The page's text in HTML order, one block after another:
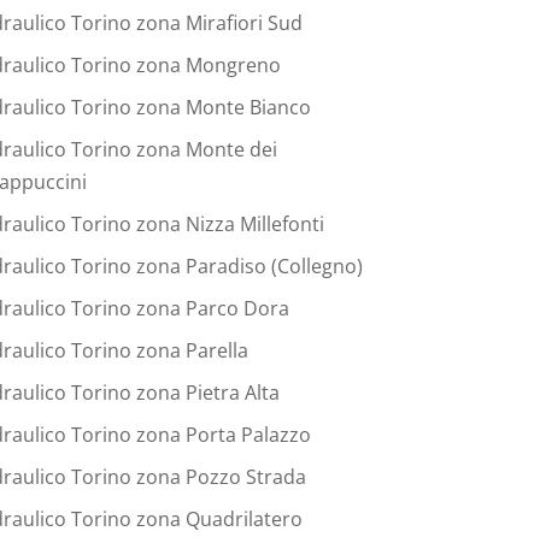
Torino zona Mirafiori Sud
Torino zona Mongreno
Torino zona Monte Bianco
Torino zona Monte dei
Torino zona Nizza Millefonti
Torino zona Paradiso (Collegno)
Torino zona Parco Dora
Torino zona Parella
Torino zona Pietra Alta
Torino zona Porta Palazzo
Torino zona Pozzo Strada
Torino zona Quadrilatero